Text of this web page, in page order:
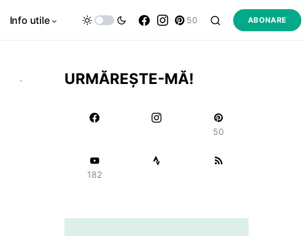
Info utile 50 ABONARE
URMĂREȘTE-MĂ!
50
182